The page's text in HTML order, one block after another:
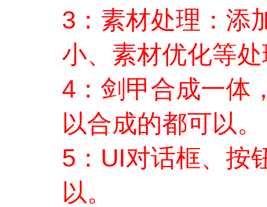
3：素材处理：添
小、素材优化等
4：剑甲合成一体
以合成的都可以。
5：UI对话框、按
以。